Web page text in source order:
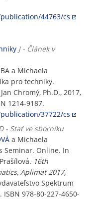
44763/cs
J - Článek v
a Michaela
pro techniky.
Chromý, Ph.D., 2017,
1214-9187.
37722/cs
- Stať ve sborníku
a Michaela
Seminar. Online. In
16th
Aplimat 2017,
Spektrum
ISBN 978-80-227-4650-